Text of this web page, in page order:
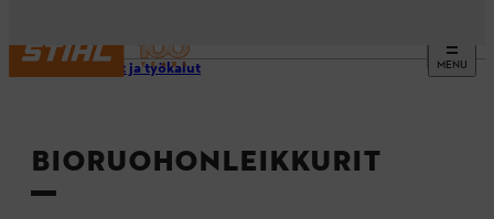
MENU
Laitteet ja työkalut
BIORUOHONLEIKKURIT